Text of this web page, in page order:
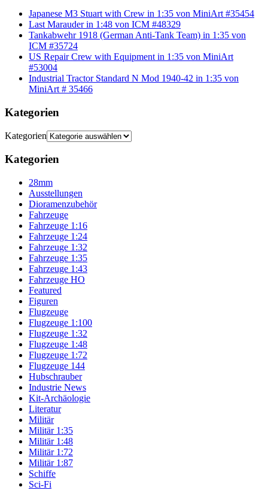
Japanese M3 Stuart with Crew in 1:35 von MiniArt #35454
Last Marauder in 1:48 von ICM #48329
Tankabwehr 1918 (German Anti-Tank Team) in 1:35 von
ICM #35724
US Repair Crew with Equipment in 1:35 von MiniArt
#53004
Industrial Tractor Standard N Mod 1940-42 in 1:35 von
MiniArt # 35466
Kategorien
Kategorien
Kategorien
28mm
Ausstellungen
Dioramenzubehör
Fahrzeuge
Fahrzeuge 1:16
Fahrzeuge 1:24
Fahrzeuge 1:32
Fahrzeuge 1:35
Fahrzeuge 1:43
Fahrzeuge HO
Featured
Figuren
Flugzeuge
Flugzeuge 1:100
Flugzeuge 1:32
Flugzeuge 1:48
Flugzeuge 1:72
Flugzeuge 144
Hubschrauber
Industrie News
Kit-Archäologie
Literatur
Militär
Militär 1:35
Militär 1:48
Militär 1:72
Militär 1:87
Schiffe
Sci-Fi